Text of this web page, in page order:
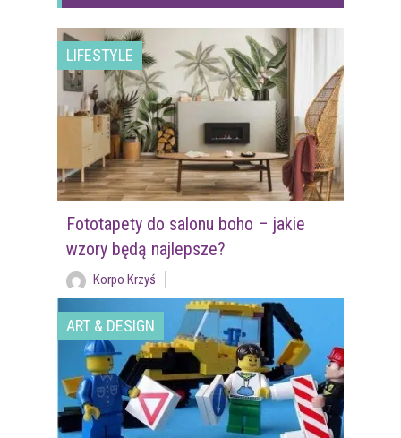
LIFESTYLE
Fototapety do salonu boho – jakie
wzory będą najlepsze?
Korpo Krzyś
ART & DESIGN